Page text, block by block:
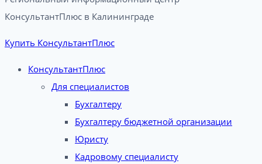
КонсультантПлюс в Калининграде​
Купить КонсультантПлюс
КонсультантПлюс
Для специалистов
Бухгалтеру
Бухгалтеру бюджетной организации
Юристу
Кадровому специалисту